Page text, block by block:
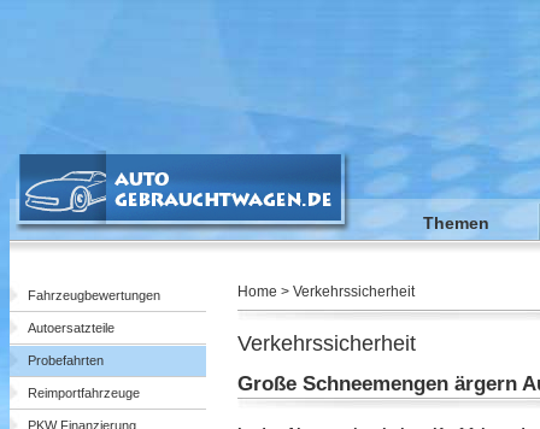
Themen
Fahrzeugbewertungen
Autoersatzteile
Probefahrten
Reimportfahrzeuge
PKW Finanzierung
Home > Verkehrssicherheit
Verkehrssicherheit
Große Schneemengen ärgern